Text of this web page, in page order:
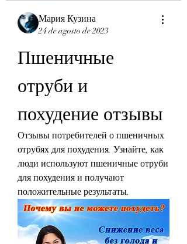
Мария Кузина
24 de agosto de 2023
Пшеничные
отруби и
похудение отзывы
Отзывы потребителей о пшеничных
отрубях для похудения. Узнайте, как
люди используют пшеничные отруби
для похудения и получают
положительные результаты.